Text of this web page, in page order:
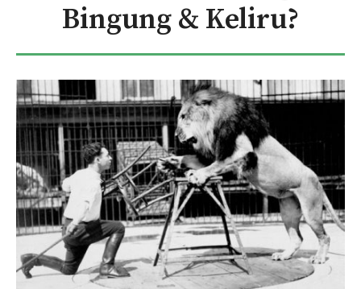
Bingung & Keliru?